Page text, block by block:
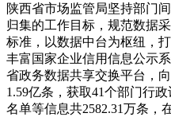
陕西省市场监管局坚持部门
归集的工作目标，规范数据
标准，以数据中台为枢纽，
丰富国家企业信用信息公示
省政务数据共享交换平台，
1.59亿条，获取41个部门行
名单等信息共2582.31万条，